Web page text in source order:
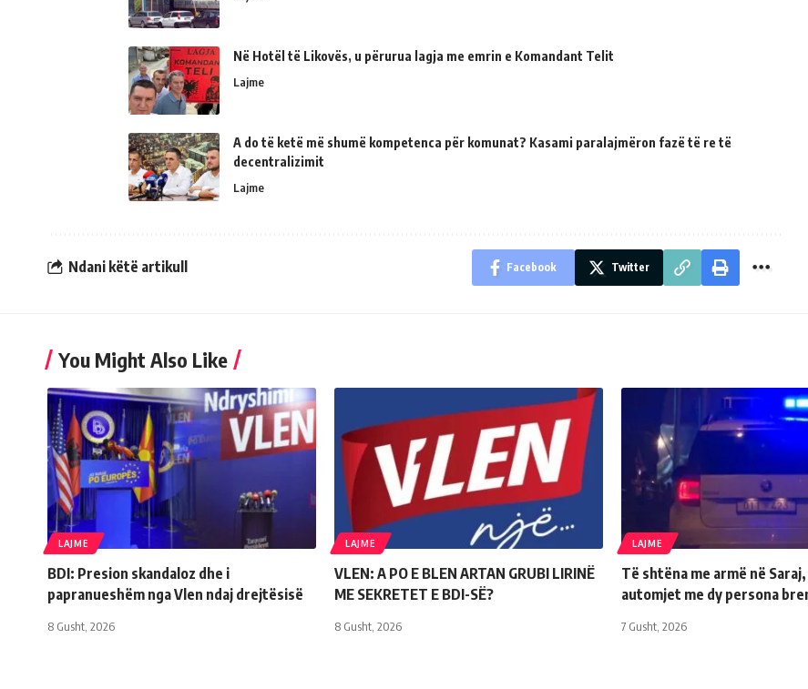
Në Hotël të Likovës, u përurua lagja me emrin e Komandant Telit
Lajme
A do të ketë më shumë kompetenca për komunat? Kasami paralajmëron fazë të re të
decentralizimit
Lajme
Ndani këtë artikull Facebook Twitter
You Might Also Like
LAJME
BDI: Presion skandaloz dhe i
papranueshëm nga Vlen ndaj drejtësisë
8 Gusht, 2026
LAJME
VLEN: A PO E BLEN ARTAN GRUBI LIRINË
ME SEKRETET E BDI-SË?
8 Gusht, 2026
LAJME
Të shtëna me armë në
automjet me dy persona
7 Gusht, 2026